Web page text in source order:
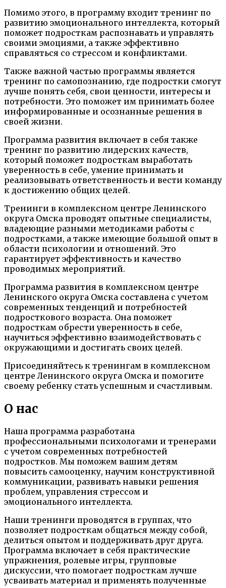
Помимо этого, в программу входит тренинг по
развитию эмоционального интеллекта, который
поможет подросткам распознавать и управлять
своими эмоциями, а также эффективно
справляться со стрессом и конфликтами.
Также важной частью программы является
тренинг по самопознанию, где подростки смогут
лучше понять себя, свои ценности, интересы и
потребности. Это поможет им принимать более
информированные и осознанные решения в
своей жизни.
Программа развития включает в себя также
тренинг по развитию лидерских качеств,
который поможет подросткам выработать
уверенность в себе, умение принимать и
реализовывать ответственность и вести команду
к достижению общих целей.
Тренинги в комплексном центре Ленинского
округа Омска проводят опытные специалисты,
владеющие разными методиками работы с
подростками, а также имеющие большой опыт в
области психологии и отношений. Это
гарантирует эффективность и качество
проводимых мероприятий.
Программа развития в комплексном центре
Ленинского округа Омска составлена с учетом
современных тенденций и потребностей
подросткового возраста. Она поможет
подросткам обрести уверенность в себе,
научиться эффективно взаимодействовать с
окружающими и достигать своих целей.
Присоединяйтесь к тренингам в комплексном
центре Ленинского округа Омска и помогите
своему ребенку стать успешным и счастливым.
О нас
Наша программа разработана
профессиональными психологами и тренерами
с учетом современных потребностей
подростков. Мы поможем вашим детям
повысить самооценку, научим конструктивной
коммуникации, развивать навыки решения
проблем, управления стрессом и
эмоционального интеллекта.
Наши тренинги проводятся в группах, что
позволяет подросткам общаться между собой,
делиться опытом и поддерживать друг друга.
Программа включает в себя практические
упражнения, ролевые игры, групповые
дискуссии, что помогает подросткам лучше
усваивать материал и применять полученные